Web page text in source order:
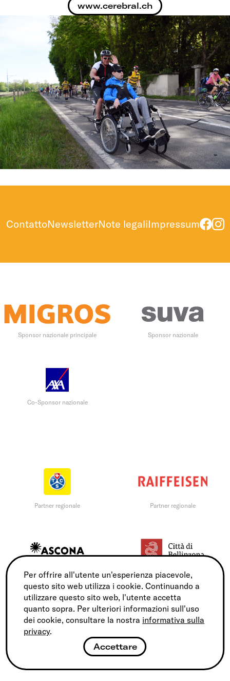
www.cerebral.ch
ContattoNewsletterNote legaliImpressum
Sponsor nazionale principale Sponsor nazionale
Co-Sponsor nazionale
Partner regionale Partner regionale
Partner regionale Partner regionale
Per offrire all'utente un'esperienza piacevole,
questo sito web utilizza i cookie. Continuando a
utilizzare questo sito web, l'utente accetta
quanto sopra. Per ulteriori informazioni sull'uso
dei cookie, consultare la nostra informativa sulla
privacy.
Accettare